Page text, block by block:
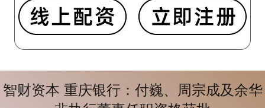
智财资本 重庆银行：付巍、周宗成及余华